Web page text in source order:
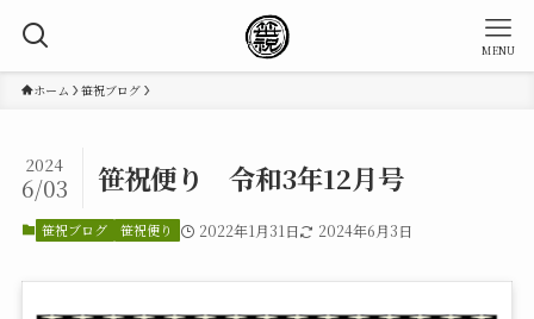
MENU
ホーム 笹祝ブログ
笹祝便り 令和3年12月号
2024
6/03
笹祝ブログ 笹祝便り 2022年1月31日 2024年6月3日